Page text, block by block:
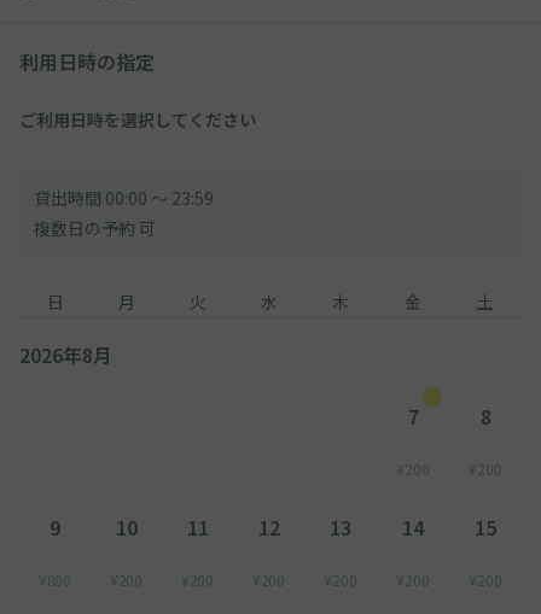
は必ず持ち帰りをお願いします。
利用日時の指定
ご利用日時を選択してください
貸出時間 00:00 〜 23:59
複数日の予約 可
日 月 火 水 木 金 土
2026年8月
7
¥200
8
¥200
9
¥800
10
¥200
11
¥200
12
¥200
13
¥200
14
¥200
15
¥200